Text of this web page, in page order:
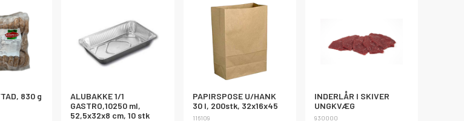
830 g
ALUBAKKE 1/1
GASTRO,10250 ml,
52,5x32x8 cm, 10 stk
PAPIRSPOSE U/HANK
30 l, 200stk, 32x16x45
116109
INDERLÅR I SKIVER
UNGKVÆG
930000